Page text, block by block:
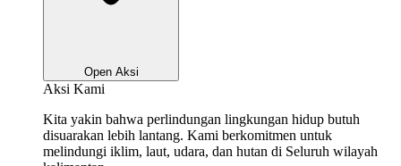
Open Aksi
Aksi Kami
Kita yakin bahwa perlindungan lingkungan hidup butuh
disuarakan lebih lantang. Kami berkomitmen untuk
melindungi iklim, laut, udara, dan hutan di Seluruh wilayah